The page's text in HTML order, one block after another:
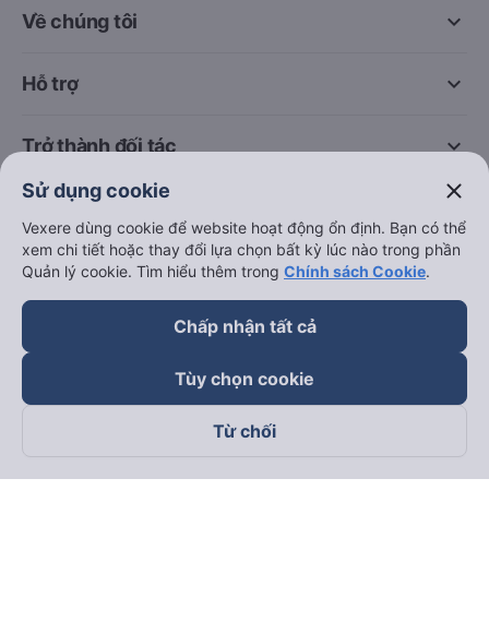
keyboard_arrow_down
Về chúng tôi
keyboard_arrow_down
Hỗ trợ
keyboard_arrow_down
Trở thành đối tác
Đối tác thanh toán
Sử dụng cookie close
Vexere dùng cookie để website hoạt động ổn định. Bạn có thể
xem chi tiết hoặc thay đổi lựa chọn bất kỳ lúc nào trong phần
Quản lý cookie. Tìm hiểu thêm trong Chính sách Cookie.
Chấp nhận tất cả
Tùy chọn cookie
Từ chối